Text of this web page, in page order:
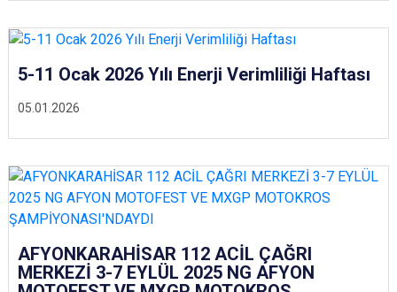
05.01.2026
5-11 Ocak 2026 Yılı Enerji Verimliliği Haftası
AFYONKARAHİSAR 112 ACİL ÇAĞRI
MERKEZİ 3-7 EYLÜL 2025 NG AFYON